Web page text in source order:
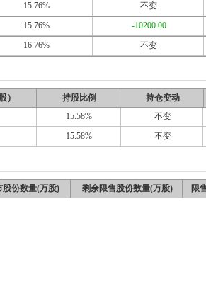
15.76% 不变
15.76% -10200.00
16.76% 不变
） 持股比例 持仓变动
15.58% 不变
15.58% 不变
股份数量(万股) 剩余限售股份数量(万股) 限